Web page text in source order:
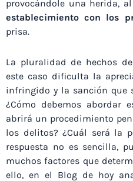
provocándole una herida,
establecimiento con los
prisa.
La pluralidad de hechos
este caso dificulta la
infringido y la sanción que
¿Cómo debemos abordar
abrirá un procedimiento
los delitos? ¿Cuál será la
respuesta no es sencilla,
muchos factores que
ello, en el Blog de hoy